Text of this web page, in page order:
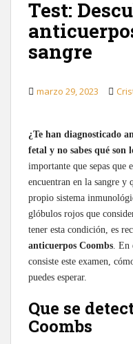
Test:
sangre
marzo 29, 2023
¿Te han diagnosticado
fetal y no sabes qué son
importante que sepas que
encuentran en la sangre y
propio sistema
glóbulos rojos que
tener esta condición, es
anticuerpos Coombs. En
consiste este examen,
puedes esperar.
Que se
Coombs